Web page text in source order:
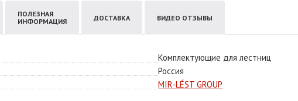
Комплектующие для лестниц
Россия
MIR-LÉST GROUP
ПОЛЕЗНАЯ
ИНФОРМАЦИЯ
ДОСТАВКА ВИДЕО ОТЗЫВЫ